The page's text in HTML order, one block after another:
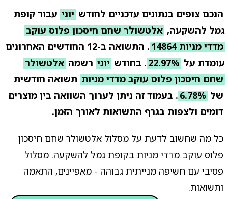
הנכם צופים בנתונים עדכניים לחודש יוני עבור קופת
גמל להשקעה, אלטשולר שחם חיסכון פלוס עוקב
מדדי מניות 14864
. התשואה ב-12 החודשים האחרונים
עומדת על 22.97% . בחודש יוני רשמה אלטשולר
שחם חיסכון פלוס עוקב מדדי מניות תשואה חודשית
של 6.78% . בעמוד זה ניתן לערוך השוואה בין מוצרים
דומים ולצפות בגרף התשואות לאורך הזמן.
כל מה שחשוב לדעת על מסלול אלטשולר שחם חיסכון
פלוס עוקב מדדי מניות בקופת גמל להשקעה. מסלול
פסיבי עם חשיפה מנייתית גבוהה - מאפיינים, התאמה
ותשואות.